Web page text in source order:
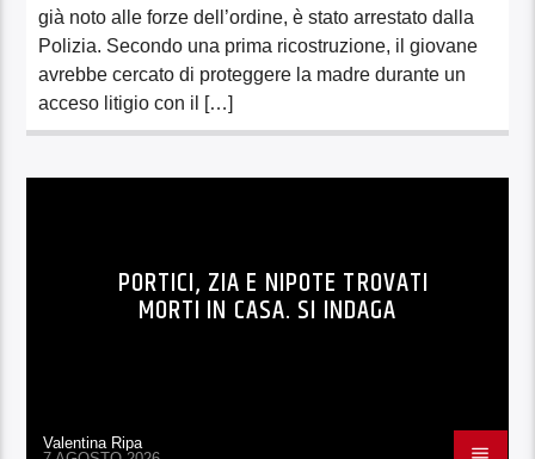
già noto alle forze dell’ordine, è stato arrestato dalla
Polizia. Secondo una prima ricostruzione, il giovane
avrebbe cercato di proteggere la madre durante un
acceso litigio con il […]
PORTICI, ZIA E NIPOTE TROVATI
MORTI IN CASA. SI INDAGA
Valentina Ripa